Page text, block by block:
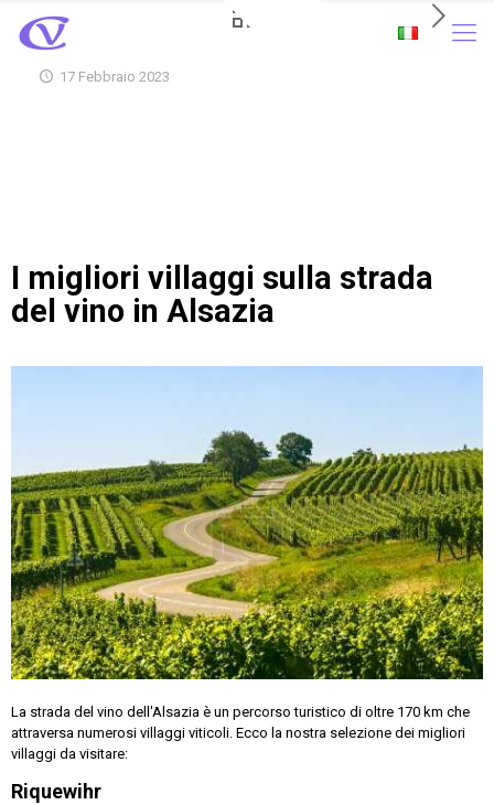
17 Febbraio 2023
I migliori villaggi sulla strada
del vino in Alsazia
La strada del vino dell'Alsazia è un percorso turistico di oltre 170 km che
attraversa numerosi villaggi viticoli. Ecco la nostra selezione dei migliori
villaggi da visitare:
Riquewihr